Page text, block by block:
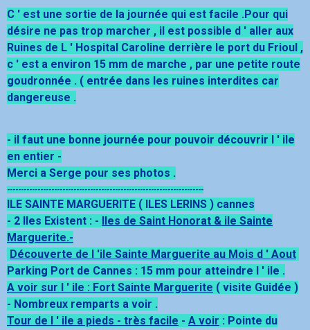
C ' est une sortie de la journée qui est facile .Pour qui
désire ne pas trop marcher , il est possible d ' aller aux
Ruines de L ' Hospital Caroline derrière le port du Frioul ,
c ' est a environ 15 mm de marche , par une petite route
goudronnée . ( entrée dans les ruines interdites car
dangereuse .
- il faut une bonne journée pour pouvoir découvrir l ' ile
en entier -
Merci a Serge pour ses photos .
-----------------------------------------------------------------------
ILE SAINTE MARGUERITE ( ILES LERINS ) cannes
- 2 Iles Existent : - Iles de Saint Honorat & ile Sainte
Marguerite.-
Découverte de l 'ile Sainte Marguerite au Mois d ' Aout
Parking Port de Cannes : 15 mm pour atteindre l ' ile .
A voir sur l ' ile : Fort Sainte Marguerite ( visite Guidée )
- Nombreux remparts a voir .
Tour de l ' ile a pieds - très facile - A voir : Pointe du